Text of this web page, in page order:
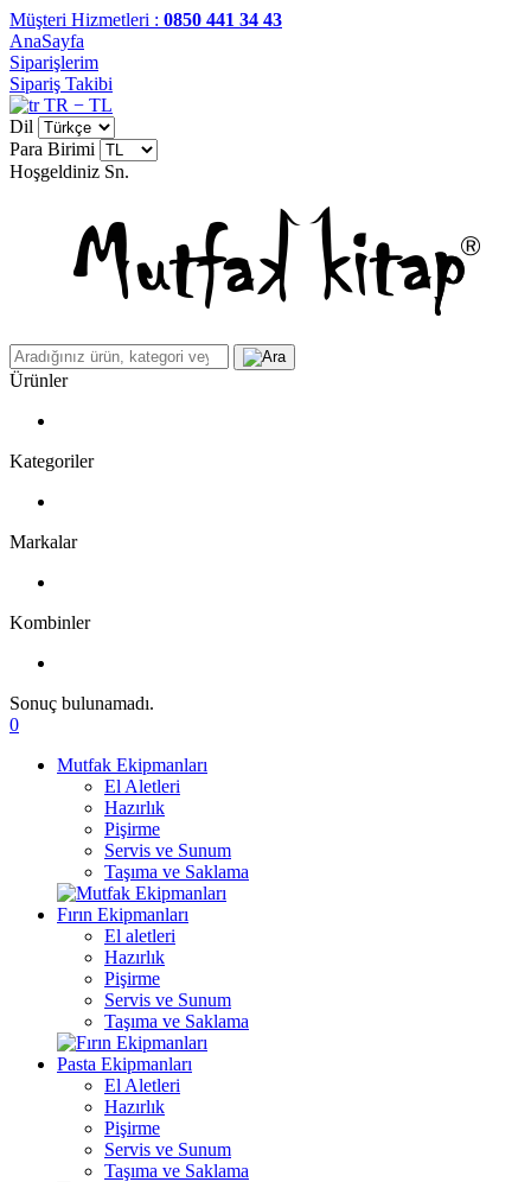
Müşteri Hizmetleri : 0850 441 34 43
AnaSayfa
Siparişlerim
Sipariş Takibi
TR − TL
Dil
Para Birimi
Hoşgeldiniz Sn.
Ürünler
Kategoriler
Markalar
Kombinler
Sonuç bulunamadı.
0
Mutfak Ekipmanları
El Aletleri
Hazırlık
Pişirme
Servis ve Sunum
Taşıma ve Saklama
Fırın Ekipmanları
El aletleri
Hazırlık
Pişirme
Servis ve Sunum
Taşıma ve Saklama
Pasta Ekipmanları
El Aletleri
Hazırlık
Pişirme
Servis ve Sunum
Taşıma ve Saklama